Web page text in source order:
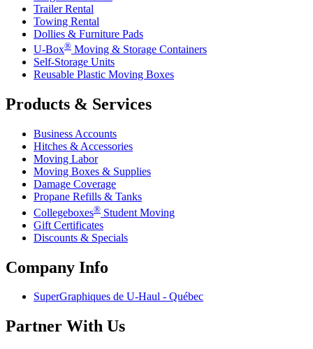
Trailer Rental
Towing Rental
Dollies & Furniture Pads
U-Box® Moving & Storage Containers
Self-Storage Units
Reusable Plastic Moving Boxes
Products & Services
Business Accounts
Hitches & Accessories
Moving Labor
Moving Boxes & Supplies
Damage Coverage
Propane Refills & Tanks
Collegeboxes® Student Moving
Gift Certificates
Discounts & Specials
Company Info
SuperGraphiques de U-Haul - Québec
Partner With Us